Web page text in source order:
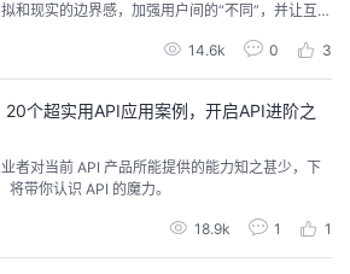
和现实的边界感，加强用户间的“不同”，并让互联
、恶意造谣、带节奏蹭热度等人们深恶痛绝的网
一步。
14.6k 0 3
20个超实用API应用案例，开启API进阶之
者对当前 API 产品所能提供的能力知之甚少，下
带你认识 API 的魔力。
18.9k 1 1